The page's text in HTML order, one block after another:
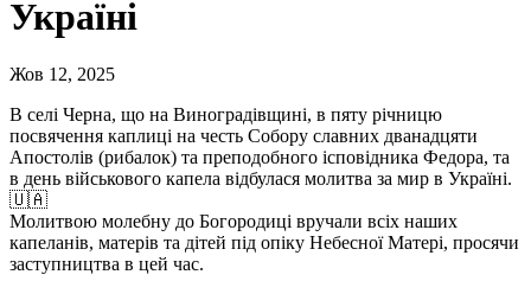
Україні
Жов 12, 2025
В селі Черна, що на Виноградівщині, в пяту річницю
посвячення каплиці на честь Собору славних дванадцяти
Апостолів (рибалок) та преподобного ісповідника Федора, та
в день військового капела відбулася молитва за мир в Україні.
🇺🇦
Молитвою молебну до Богородиці вручали всіх наших
капеланів, матерів та дітей під опіку Небесної Матері, просячи
заступництва в цей час.